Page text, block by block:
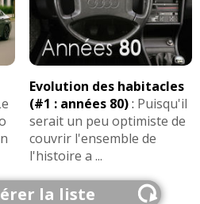
alterno-demarreur
80.5 mm, Course 88.3 mm,
13.0:1
/ ILSAC GF-5
une erreur
Evolution des habitacles
(#1 : années 80): Puisqu'il
serait un peu optimiste de
couvrir l'ensemble de
l'histoire a ...
la liste